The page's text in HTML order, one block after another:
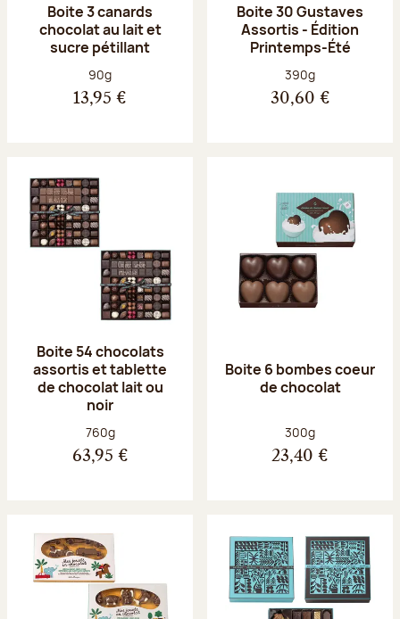
Boite 3 canards
chocolat au lait et
sucre pétillant
Poids net :
90g
13,95 €
Boite 30 Gustaves
Assortis - Édition
Printemps-Été
Poids net :
390g
30,60 €
Boite 54 chocolats
assortis et tablette
de chocolat lait ou
noir
Poids net :
760g
63,95 €
Boite 6 bombes coeur
de chocolat
Poids net :
300g
23,40 €